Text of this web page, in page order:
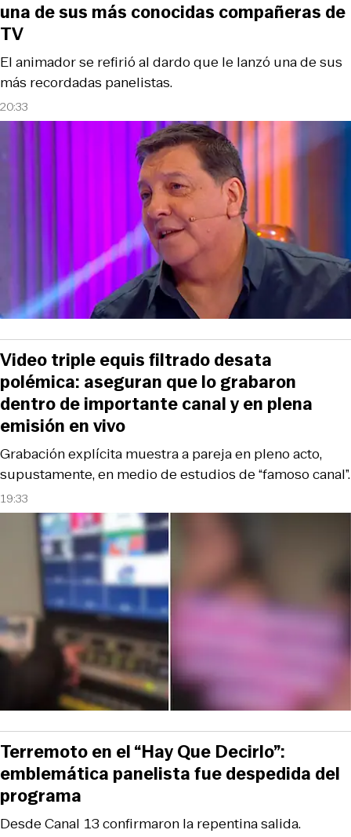
20:33
El animador se refirió al dardo que le lanzó una de sus
más recordadas panelistas.
una de sus más conocidas compañeras de
TV
19:33
Grabación explícita muestra a pareja en pleno acto,
supustamente, en medio de estudios de “famoso canal”.
Video triple equis filtrado desata
polémica: aseguran que lo grabaron
dentro de importante canal y en plena
emisión en vivo
Desde Canal 13 confirmaron la repentina salida.
Terremoto en el “Hay Que Decirlo”:
emblemática panelista fue despedida del
programa